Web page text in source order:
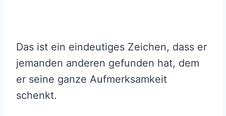
Das ist ein eindeutiges Zeichen, dass er
jemanden anderen gefunden hat, dem
er seine ganze Aufmerksamkeit
schenkt.